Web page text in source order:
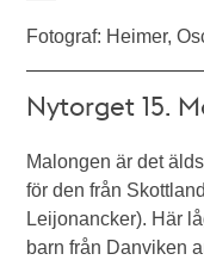
Fotograf: Heimer,
Nytorget 15.
Malongen är det
för den från
Leijonancker). Här
barn från Danviken